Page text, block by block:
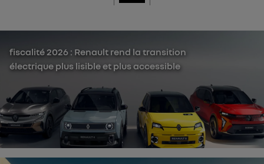
fiscalité 2026 : Renault rend la transition
électrique plus lisible et plus accessible